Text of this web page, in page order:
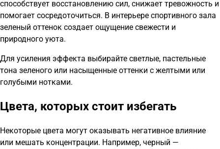
способствует восстановлению сил, снижает тревожность и
помогает сосредоточиться. В интерьере спортивного зала
зеленый оттенок создает ощущение свежести и
природного уюта.
Для усиления эффекта выбирайте светлые, пастельные
тона зеленого или насыщенные оттенки с желтыми или
голубыми нотками.
Цвета, которых стоит избегать
Некоторые цвета могут оказывать негативное влияние
или мешать концентрации. Например, черный —